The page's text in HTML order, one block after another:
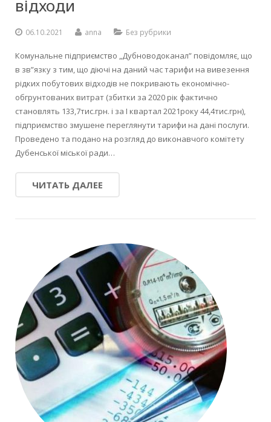
відходи
06.10.2021 anna Без рубрики
Комунальне підприємство „Дубноводоканал” повідомляє, що
в зв”язку з тим, що діючі на даний час тарифи на вивезення
рідких побутових відходів не покривають економічно-
обгрунтованих витрат (збитки за 2020 рік фактично
становлять 133,7тис.грн. і за І квартал 2021року 44,4тис.грн),
підприємство змушене переглянути тарифи на дані послуги.
Проведено та подано на розгляд до виконавчого комітету
Дубенської міської ради…
ЧИТАТЬ ДАЛЕЕ